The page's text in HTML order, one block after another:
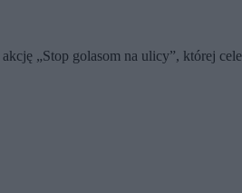
„Stop golasom na ulicy”, której